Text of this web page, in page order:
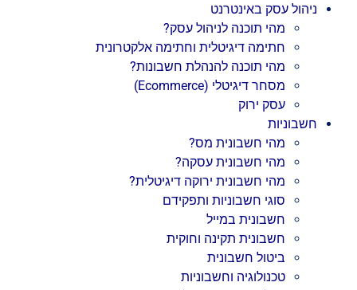
ניהול עסק באינטרנט
מהי תוכנה לניהול עסק?
חתימה דיגיטלית וחתימה אלקטרונית
מהי תוכנה להנהלת חשבונות?
מסחר דיגיטלי (Ecommerce)
עסק ירוק
חשבוניות
מהי חשבונית מס?
מהי חשבונית עסקה?
מהי חשבונית ירוקה דיגיטלית?
סוגי חשבוניות ותפקידם
חשבונית במייל
חשבונית תקינה וחוקית
ביטול חשבונית
טכנולוגיה וחשבוניות